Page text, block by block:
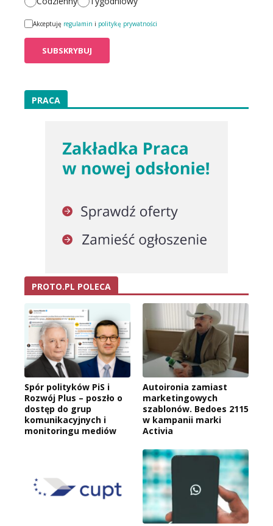
Akceptuję regulamin i politykę prywatności
PRACA
PROTO.PL POLECA
Spór polityków PiS i
Rozwój Plus – poszło o
dostęp do grup
komunikacyjnych i
monitoringu mediów
Autoironia zamiast
marketingowych
szablonów. Bedoes 2115
w kampanii marki
Activia